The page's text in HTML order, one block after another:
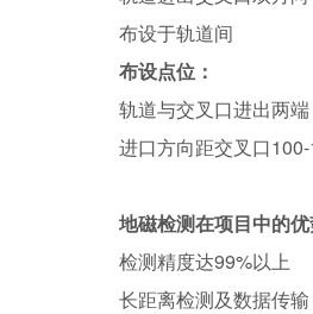
布设于轨道间
布设点位：
轨道与交叉口进出两
进口方向距交叉口
地磁检测在项目中的
检测精度达99%以上
长距离检测及数据传输